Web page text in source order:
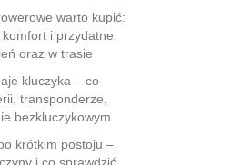
warto kupić:
i przydatne
oraz w trasie
kluczyka – co
transponderze,
bezkluczykowym
krótkim postoju –